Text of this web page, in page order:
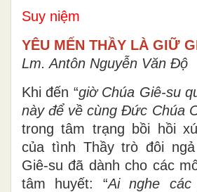
Suy niệm
YÊU MẾN THẦY LÀ GIỮ
Lm. Antôn Nguyễn Văn Độ
Khi đến “giờ Chúa Giê-su
này để về cùng Đức Chúa
trong tâm trạng bồi hồi
của tình Thầy trò đôi
Giê-su đã dành cho các
tâm huyết: “Ai nghe